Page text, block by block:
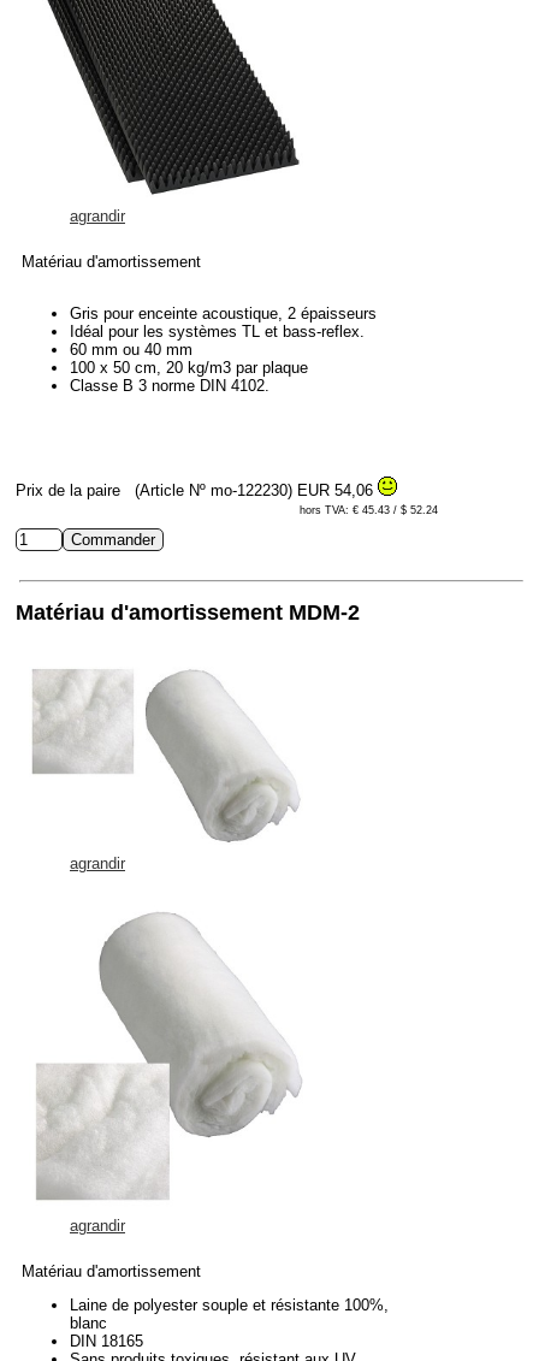
agrandir
Matériau d'amortissement
Gris pour enceinte acoustique, 2 épaisseurs
Idéal pour les systèmes TL et bass-reflex.
60 mm ou 40 mm
100 x 50 cm, 20 kg/m3 par plaque
Classe B 3 norme DIN 4102.
Prix de la paire (Article Nº mo-122230) EUR 54,06
hors TVA: € 45.43 / $ 52.24
Matériau d'amortissement MDM-2
agrandir
agrandir
Matériau d'amortissement
Laine de polyester souple et résistante 100%,
blanc
DIN 18165